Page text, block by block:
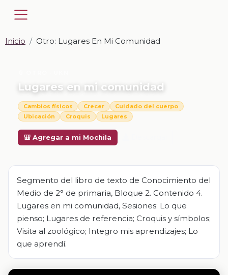
Inicio Otro: Lugares En Mi Comunidad
Lugares en mi comunidad
Cambios físicos Crecer
Cuidado del cuerpo
Ubicación
Croquis Lugares
🎒 Agregar a mi Mochila
Segmento del libro de texto de Conocimiento del
Medio de 2° de primaria, Bloque 2. Contenido 4.
Lugares en mi comunidad, Sesiones: Lo que
pienso; Lugares de referencia; Croquis y símbolos;
Visita al zoológico; Integro mis aprendizajes; Lo
que aprendí.